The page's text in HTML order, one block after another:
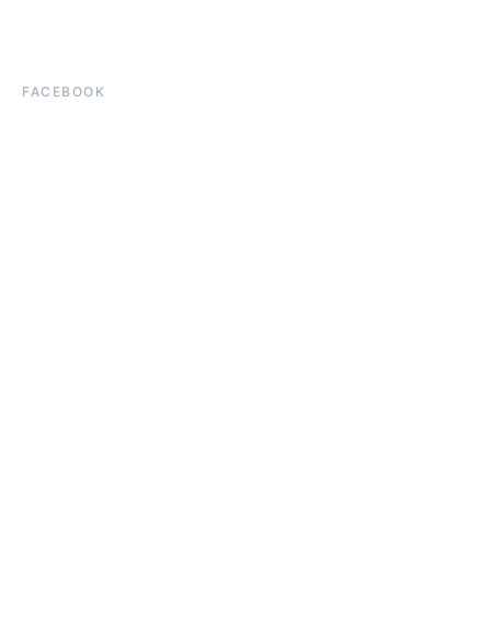
FACEBOOK